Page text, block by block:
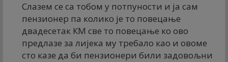
Слазем се са тобом у потпуности и ја сам
пензионер па колико је то повецање
двадесетак КМ све то повецање ко ово
предлазе за лијека му требало као и овоме
сто казе да би пензионери били задовољни